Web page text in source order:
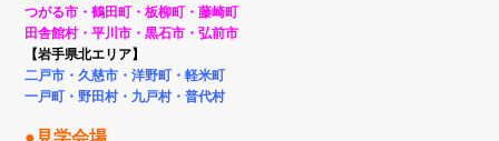
つがる市・鶴田町・板柳町・藤崎町
田舎館村・平川市・黒石市・弘前市
【岩手県北エリア】
二戸市・久慈市・洋野町・軽米町
一戸町・野田村・九戸村・普代村
●見学会場